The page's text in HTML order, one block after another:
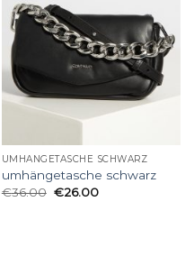
UMHÄNGETASCHE SCHWARZ
umhängetasche schwarz
€36.00 €26.00